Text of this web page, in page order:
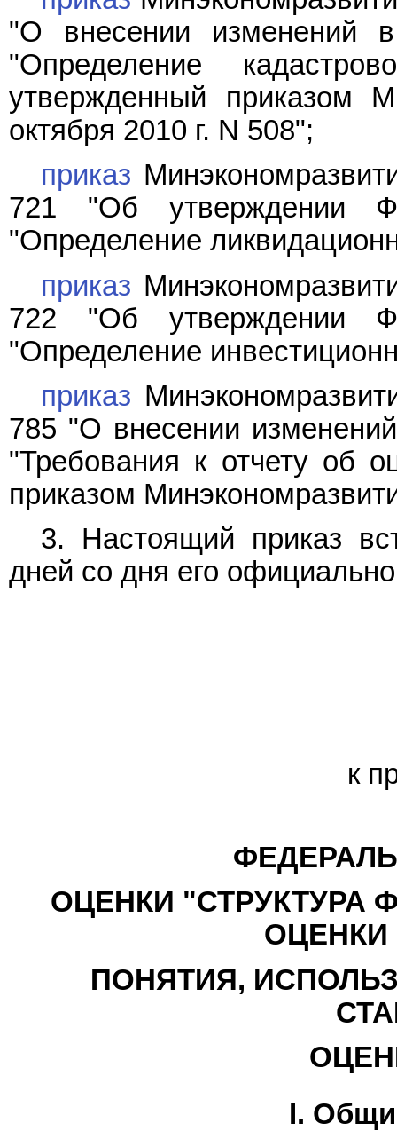
"О внесении изменений
"Определение
утвержденный приказом
октября 2010 г. N 508";
приказ
721 "Об утверждении
"Определение
приказ
722 "Об утверждении
"Определение
приказ
785 "О внесении
"Требования к отчету об
приказом
3. Настоящий приказ
дней со дня его
к
ОЦЕНКИ "СТРУКТУРА
ПОНЯТИЯ,
I.